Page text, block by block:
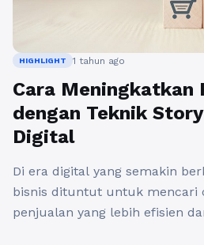
HIGHLIGHT 1 tahun ago
Cara Meningkatkan
dengan Teknik
Digital
Di era digital yang semakin
bisnis dituntut untuk mencari
penjualan yang lebih efisien